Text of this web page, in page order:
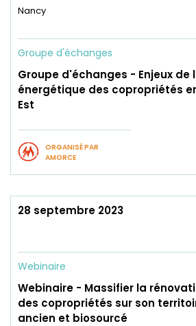
Nancy
Groupe d'échanges
Groupe d'échanges - Enjeux de
énergétique des copropriétés
Est
ORGANISÉ PAR
AMORCE
28 septembre 2023
Webinaire
Webinaire - Massifier la
des copropriétés sur son
ancien et biosourcé